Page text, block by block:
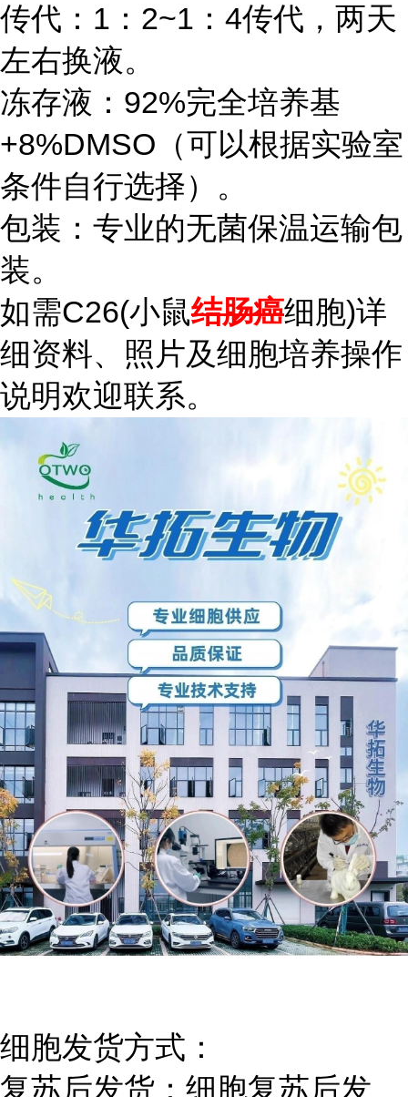
传代：1：2~1：4传代，两天
左右换液。
冻存液：92%完全培养基
+8%DMSO（可以根据实验室
条件自行选择）。
包装：专业的无菌保温运输包
装。
如需C26(小鼠结肠癌细胞)详
细资料、照片及细胞培养操作
说明欢迎联系。
细胞发货方式：
复苏后发货：细胞复苏后发